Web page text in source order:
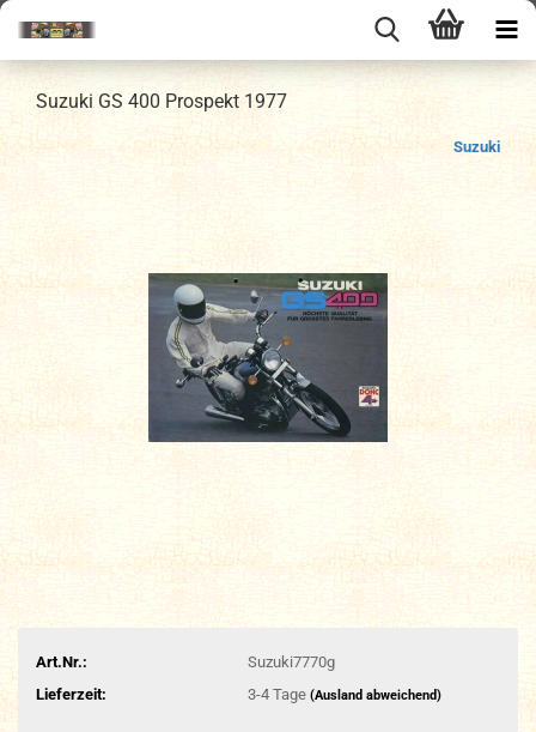
Suzuki GS 400 Prospekt 1977
Suzuki
Art.Nr.:
Suzuki7770g
Lieferzeit:
3-4 Tage (Ausland abweichend)